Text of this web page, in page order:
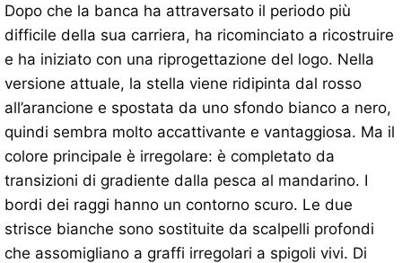
Dopo che la banca ha attraversato il periodo più
difficile della sua carriera, ha ricominciato a ricostruire
e ha iniziato con una riprogettazione del logo. Nella
versione attuale, la stella viene ridipinta dal rosso
all’arancione e spostata da uno sfondo bianco a nero,
quindi sembra molto accattivante e vantaggiosa. Ma il
colore principale è irregolare: è completato da
transizioni di gradiente dalla pesca al mandarino. I
bordi dei raggi hanno un contorno scuro. Le due
strisce bianche sono sostituite da scalpelli profondi
che assomigliano a graffi irregolari a spigoli vivi. Di